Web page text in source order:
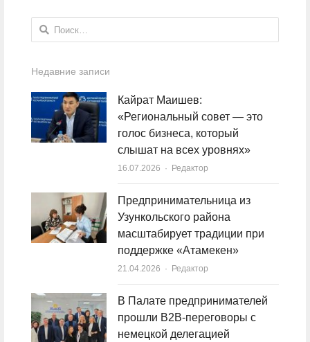
Найти:
Недавние записи
Кайрат Маишев:
«Региональный совет — это
голос бизнеса, который
слышат на всех уровнях»
16.07.2026 Author
Редактор
Предпринимательница из
Узункольского района
масштабирует традиции при
поддержке «Атамекен»
21.04.2026 Author
Редактор
В Палате предпринимателей
прошли B2B-переговоры с
немецкой делегацией